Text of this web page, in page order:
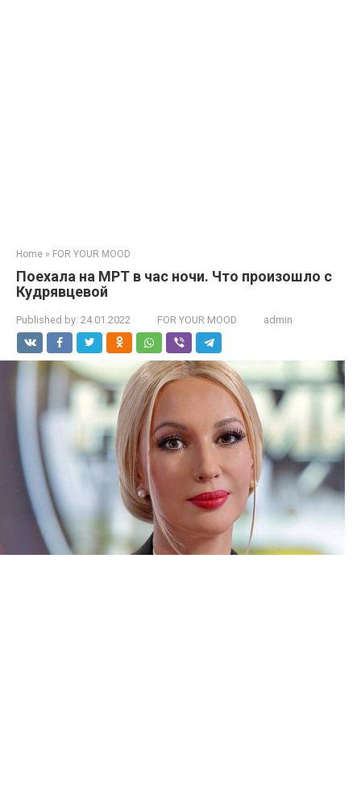
Home » FOR YOUR MOOD
Поехала на МРТ в час ночи. Что произошло с
Кудрявцевой
Published by: 24.01.2022 FOR YOUR MOOD admin